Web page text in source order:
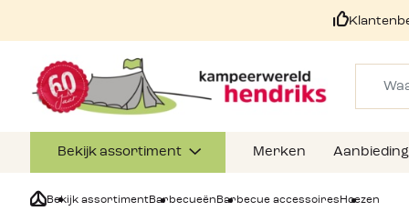
Bekijk assortiment Merken
Bekijk assortimentBarbecueën Barbecue accessoires Hoezen